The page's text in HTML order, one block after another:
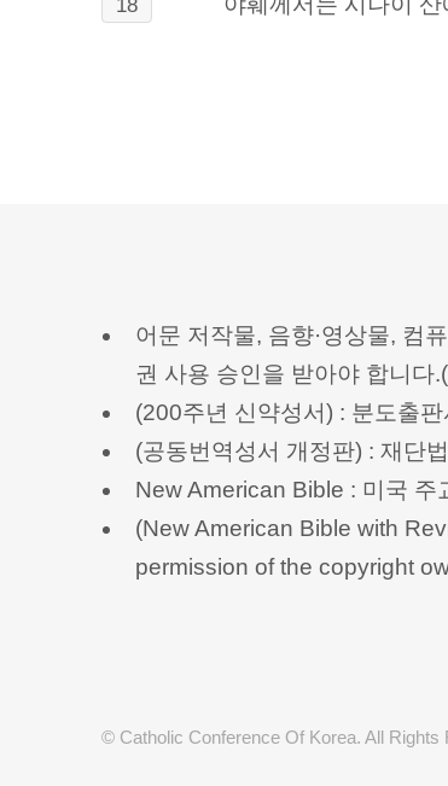
18
어문 저작물, 음향·영상물, 컴
권 사용 승인을 받아야 합니다.(
(200주년 신약성서) : 분도출
(공동번역성서 개정판) : 재단
New American Bible : 미국 주
(New American Bible with
permission of the copyright
© Catholic Conference Of Korea. All Rights